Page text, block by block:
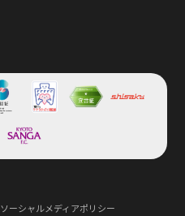
ソーシャルメディアポリシー